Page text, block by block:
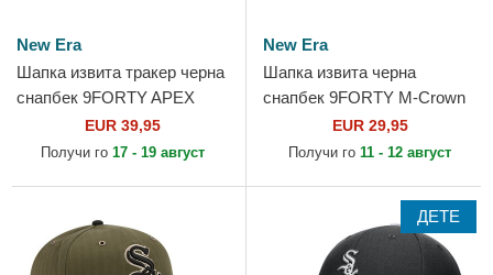
New Era
Шапка извита тракер черна
снапбек 9FORTY APEX
Batting Practice на Chicago
White Sox MLB от New Era
EUR 39,95
Получи го 17 - 19 август
New Era
Шапка извита черна
снапбек 9FORTY M-Crown
Player Replica на Chicago
White Sox MLB от New Era
EUR 29,95
Получи го 11 - 12 август
ДЕТЕ